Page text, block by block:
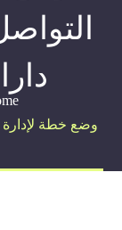
وضع خطة لإدارة